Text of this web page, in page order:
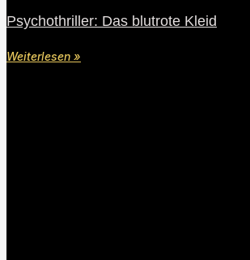
Psychothriller: Das blutrote Kleid
Weiterlesen »